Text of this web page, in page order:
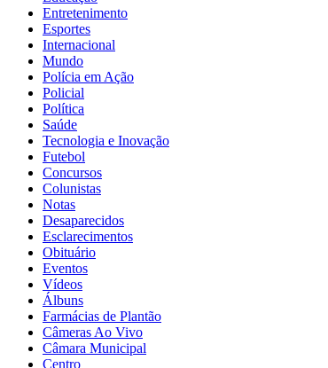
Entretenimento
Esportes
Internacional
Mundo
Polícia em Ação
Policial
Política
Saúde
Tecnologia e Inovação
Futebol
Concursos
Colunistas
Notas
Desaparecidos
Esclarecimentos
Obituário
Eventos
Vídeos
Álbuns
Farmácias de Plantão
Câmeras Ao Vivo
Câmara Municipal
Centro